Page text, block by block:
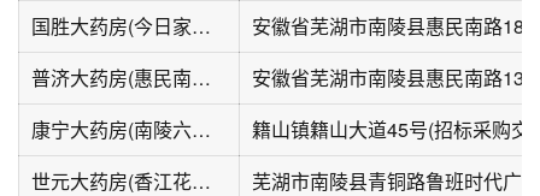
国胜大药房(今日家园店)
安徽省芜湖市南陵县惠民南路
普济大药房(惠民南路店)
安徽省芜湖市南陵县惠民南路
康宁大药房(南陵六福二店)
世元大药房(香江花园店)
芜湖市南陵县青铜路鲁班时代广场